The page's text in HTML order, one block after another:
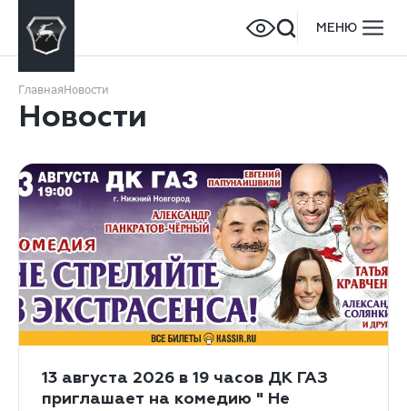
МЕНЮ
ГлавнаяНовости
Новости
Поздравления
13 августа 2026 в 19 часов ДК ГАЗ
приглашает на комедию " Не